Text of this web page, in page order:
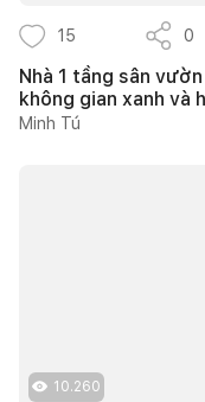
15 0
Nhà 1 tầng sân
không gian xanh và
Minh Tú
10.260